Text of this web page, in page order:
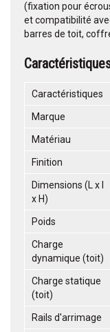
(fixation pour
et compatibilité
barres de toit,
Caractéristiques
Marque
Matériau
Finition
Dimensions (L x l
x H)
Poids
Charge
dynamique (toit)
Charge statique
(toit)
Rails d'arrimage